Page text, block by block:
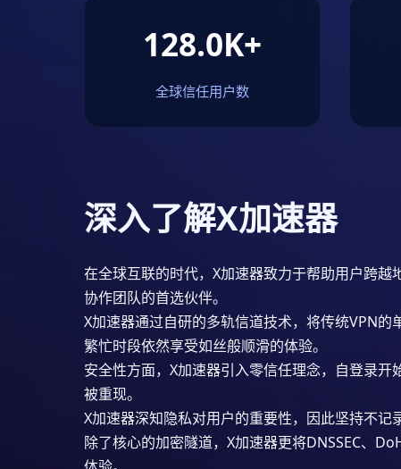
128.0K+
全球信任用户数
深入了解X加速器
在全球互联的时代，X加速器致力于帮助用户跨
协作团队的首选伙伴。
X加速器通过自研的多轨信道技术，将传统VPN
繁忙时段依然享受如丝般顺滑的体验。
安全性方面，X加速器引入零信任理念，自登录
被重现。
X加速器深知隐私对用户的重要性，因此坚持不记
除了核心的加密隧道，X加速器更将DNSSEC、